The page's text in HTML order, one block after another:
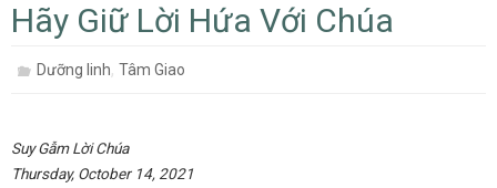
Hãy Giữ Lời Hứa Với Chúa
Dưỡng linh,Tâm Giao
Suy Gẫm Lời Chúa
Thursday, October 14, 2021